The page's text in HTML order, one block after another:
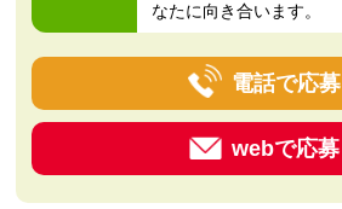
なたに向き合います。
電話で応募
webで応募